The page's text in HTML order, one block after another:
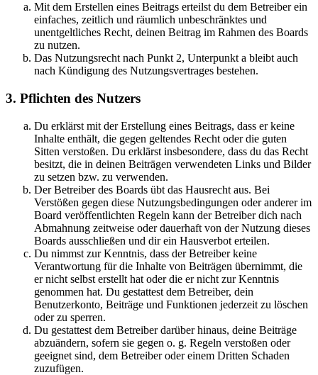
Mit dem Erstellen eines Beitrags erteilst du dem Betreiber ein
einfaches, zeitlich und räumlich unbeschränktes und
unentgeltliches Recht, deinen Beitrag im Rahmen des Boards
zu nutzen.
Das Nutzungsrecht nach Punkt 2, Unterpunkt a bleibt auch
nach Kündigung des Nutzungsvertrages bestehen.
3. Pflichten des Nutzers
Du erklärst mit der Erstellung eines Beitrags, dass er keine
Inhalte enthält, die gegen geltendes Recht oder die guten
Sitten verstoßen. Du erklärst insbesondere, dass du das Recht
besitzt, die in deinen Beiträgen verwendeten Links und Bilder
zu setzen bzw. zu verwenden.
Der Betreiber des Boards übt das Hausrecht aus. Bei
Verstößen gegen diese Nutzungsbedingungen oder anderer im
Board veröffentlichten Regeln kann der Betreiber dich nach
Abmahnung zeitweise oder dauerhaft von der Nutzung dieses
Boards ausschließen und dir ein Hausverbot erteilen.
Du nimmst zur Kenntnis, dass der Betreiber keine
Verantwortung für die Inhalte von Beiträgen übernimmt, die
er nicht selbst erstellt hat oder die er nicht zur Kenntnis
genommen hat. Du gestattest dem Betreiber, dein
Benutzerkonto, Beiträge und Funktionen jederzeit zu löschen
oder zu sperren.
Du gestattest dem Betreiber darüber hinaus, deine Beiträge
abzuändern, sofern sie gegen o. g. Regeln verstoßen oder
geeignet sind, dem Betreiber oder einem Dritten Schaden
zuzufügen.